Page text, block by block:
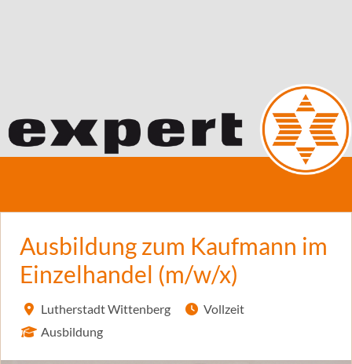
Ausbildung zum Kaufmann im
Einzelhandel (m/w/x)
Lutherstadt Wittenberg
Ausbildung
Vollzeit